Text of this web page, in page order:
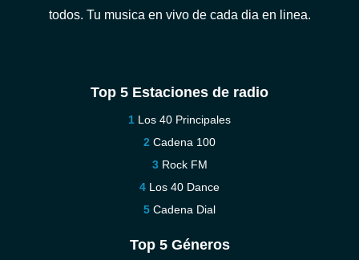
todos. Tu musica en vivo de cada dia en linea.
Top 5 Estaciones de radio
Los 40 Principales
Cadena 100
Rock FM
Los 40 Dance
Cadena Dial
Top 5 Géneros